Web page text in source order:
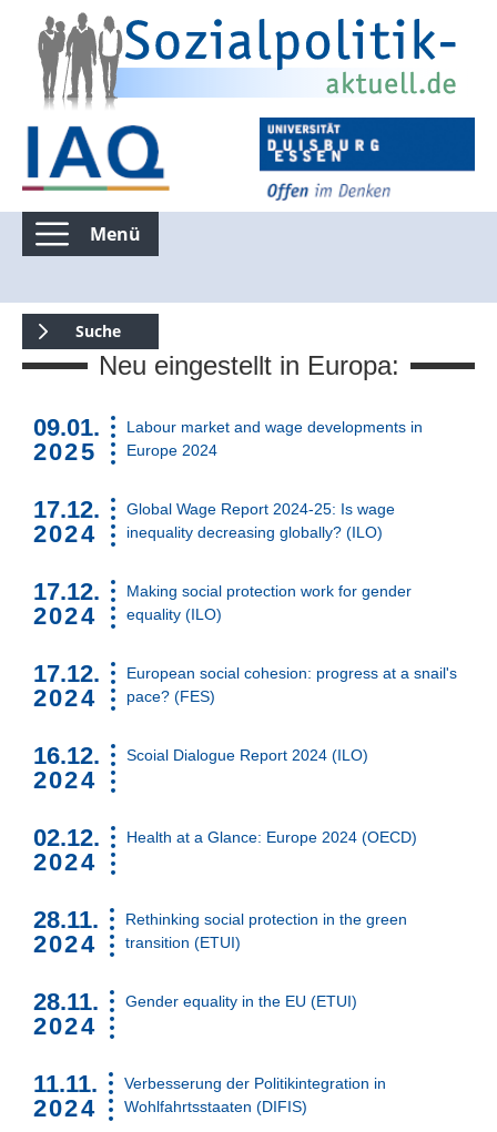
Menü
Suche
Kommentierte Infografiken
Suchen nur in Kommentierte Infografiken
Suche über die gesamte Seite
Suchen
Neu eingestellt in Europa:
09.01.
2025
Labour market and wage developments in
Europe 2024
17.12.
2024
Global Wage Report 2024-25: Is wage
inequality decreasing globally? (ILO)
17.12.
2024
Making social protection work for gender
equality (ILO)
17.12.
2024
European social cohesion: progress at a snail's
pace? (FES)
16.12.
2024
Scoial Dialogue Report 2024 (ILO)
02.12.
2024
Health at a Glance: Europe 2024 (OECD)
28.11.
2024
Rethinking social protection in the green
transition (ETUI)
28.11.
2024
Gender equality in the EU (ETUI)
11.11.
2024
Verbesserung der Politikintegration in
Wohlfahrtsstaaten (DIFIS)